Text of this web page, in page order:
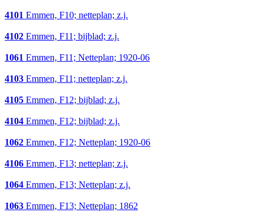
4101 Emmen, F10; netteplan; z.j.
4102 Emmen, F11; bijblad; z.j.
1061 Emmen, F11; Netteplan; 1920-06
4103 Emmen, F11; netteplan; z.j.
4105 Emmen, F12; bijblad; z.j.
4104 Emmen, F12; bijblad; z.j.
1062 Emmen, F12; Netteplan; 1920-06
4106 Emmen, F13; netteplan; z.j.
1064 Emmen, F13; Netteplan; z.j.
1063 Emmen, F13; Netteplan; 1862